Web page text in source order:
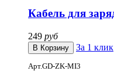
Кабель для
249 руб
За 1 клик
Арт.GD-ZK-MI3